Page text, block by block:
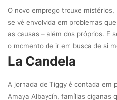
O novo emprego trouxe mistérios,
se vê envolvida em problemas
as causas – além dos próprios. E
o momento de ir em busca de si
La Candela
A jornada de Tiggy é contada em
Amaya Albaycín, famílias ciganas